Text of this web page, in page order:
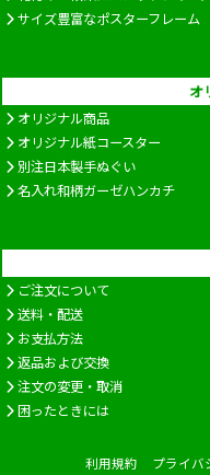
サイズ豊富なポスターフレーム
オ
オリジナル商品
オリジナル紙コースター
別注日本製手ぬぐい
名入れ和柄ガーゼハンカチ
ご注文について
送料・配送
お支払方法
返品および交換
注文の変更・取消
困ったときには
利用規約 プライバ